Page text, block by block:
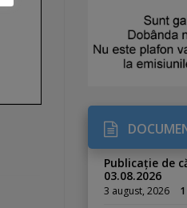
Publicație de
03.08.2026
3 august, 2026